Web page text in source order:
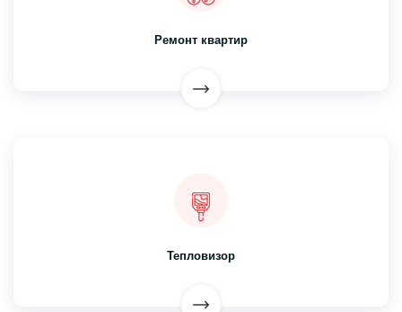
Ремонт квартир
Тепловизор